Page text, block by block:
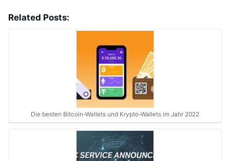
Related Posts:
Die besten Bitcoin-Wallets und Krypto-Wallets im Jahr 2022